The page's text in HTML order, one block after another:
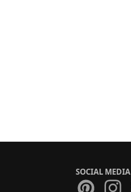
SOCIAL MEDIA